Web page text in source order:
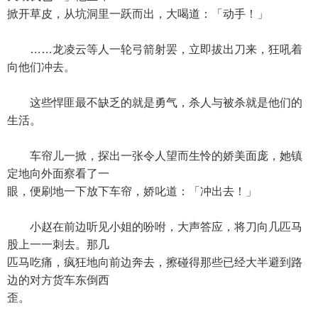
掀开草皮，从坑洞里一跃而出，大喝道：「动手！」
……龙凌云等人一轮弓箭射罢，立即拔出刀来，狂吼着
向他们冲去。
这些悍匪最不缺乏的就是勇气，杀人与被杀就是他们的
生活。
车帘儿一掀，探出一张令人望而生怜的娇美面庞，她镇
定地向外面察看了一
眼，便刷地一下放下车帘，娇叱道：「冲出去！」
小赵在前边听见小姐的吩咐，大声答应，将刀向几匹马
股上一一刺去。那几
匹马吃痛，疯狂地向前边奔去，擦碰得那些已经大半避到路
边的对方货车东倒西
歪。